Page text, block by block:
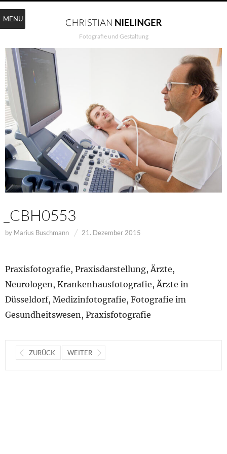
Fotografie und Gestaltung
_CBH0553
by Marius Buschmann 21. Dezember 2015
Praxisfotografie, Praxisdarstellung, Ärzte,
Neurologen, Krankenhausfotografie, Ärzte in
Düsseldorf, Medizinfotografie, Fotografie im
Gesundheitswesen, Praxisfotografie
ZURÜCK WEITER
MENU